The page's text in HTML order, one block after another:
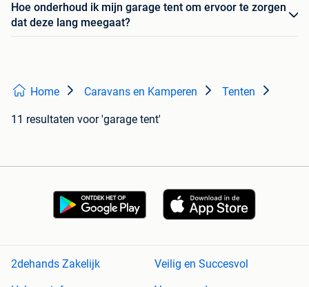
Hoe onderhoud ik mijn garage tent om ervoor te zorgen
dat deze lang meegaat?
Home Caravans en Kamperen Tenten
11 resultaten voor 'garage tent'
2dehands Zakelijk
Veilig en Succesvol